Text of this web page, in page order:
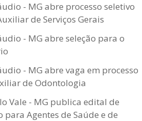
- MG abre processo seletivo
de Serviços Gerais
- MG abre seleção para o
- MG abre vaga em processo
de Odontologia
Vale - MG publica edital de
para Agentes de Saúde e de